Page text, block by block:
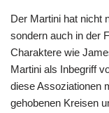
Der Martini hat nicht
sondern auch in der
Charaktere wie
Martini als Inbegriff
diese Assoziationen
gehobenen Kreisen